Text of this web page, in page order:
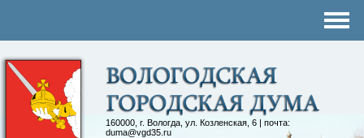
160000, г. Вологда, ул. Козленская, 6 | почта:
duma@vgd35.ru
Контакты
Депутатские объединения